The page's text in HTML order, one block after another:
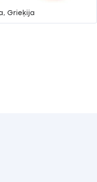
Grieķija